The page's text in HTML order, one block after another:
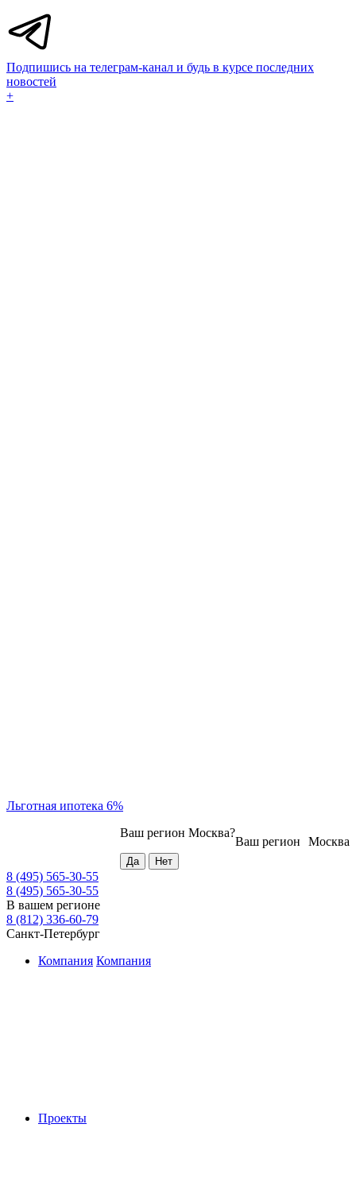
Подпишись на телеграм-канал и будь в курсе последних
новостей
+
Льготная ипотека 6%
Москва
Ваш регион
Ваш регион Москва?
8 (495) 565-30-55
8 (495) 565-30-55
В вашем регионе
8 (812) 336-60-79
Санкт-Петербург
Компания Компания
Проекты